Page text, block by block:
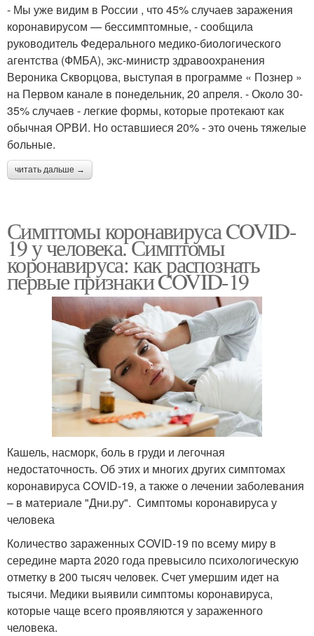
- Мы уже видим в России , что 45% случаев заражения
коронавирусом — бессимптомные, - сообщила
руководитель Федерального медико-биологического
агентства (ФМБА), экс-министр здравоохранения
Вероника Скворцова, выступая в программе « Познер »
на Первом канале в понедельник, 20 апреля. - Около 30-
35% случаев - легкие формы, которые протекают как
обычная ОРВИ. Но оставшиеся 20% - это очень тяжелые
больные.
читать дальше →
Симптомы коронавируса COVID-
19 у человека. Симптомы
коронавируса: как распознать
первые признаки COVID-19
Кашель, насморк, боль в груди и легочная
недостаточность. Об этих и многих других симптомах
коронавируса COVID-19, а также о лечении заболевания
– в материале "Дни.ру". Симптомы коронавируса у
человека
Количество зараженных COVID-19 по всему миру в
середине марта 2020 года превысило психологическую
отметку в 200 тысяч человек. Счет умершим идет на
тысячи. Медики выявили симптомы коронавируса,
которые чаще всего проявляются у зараженного
человека.